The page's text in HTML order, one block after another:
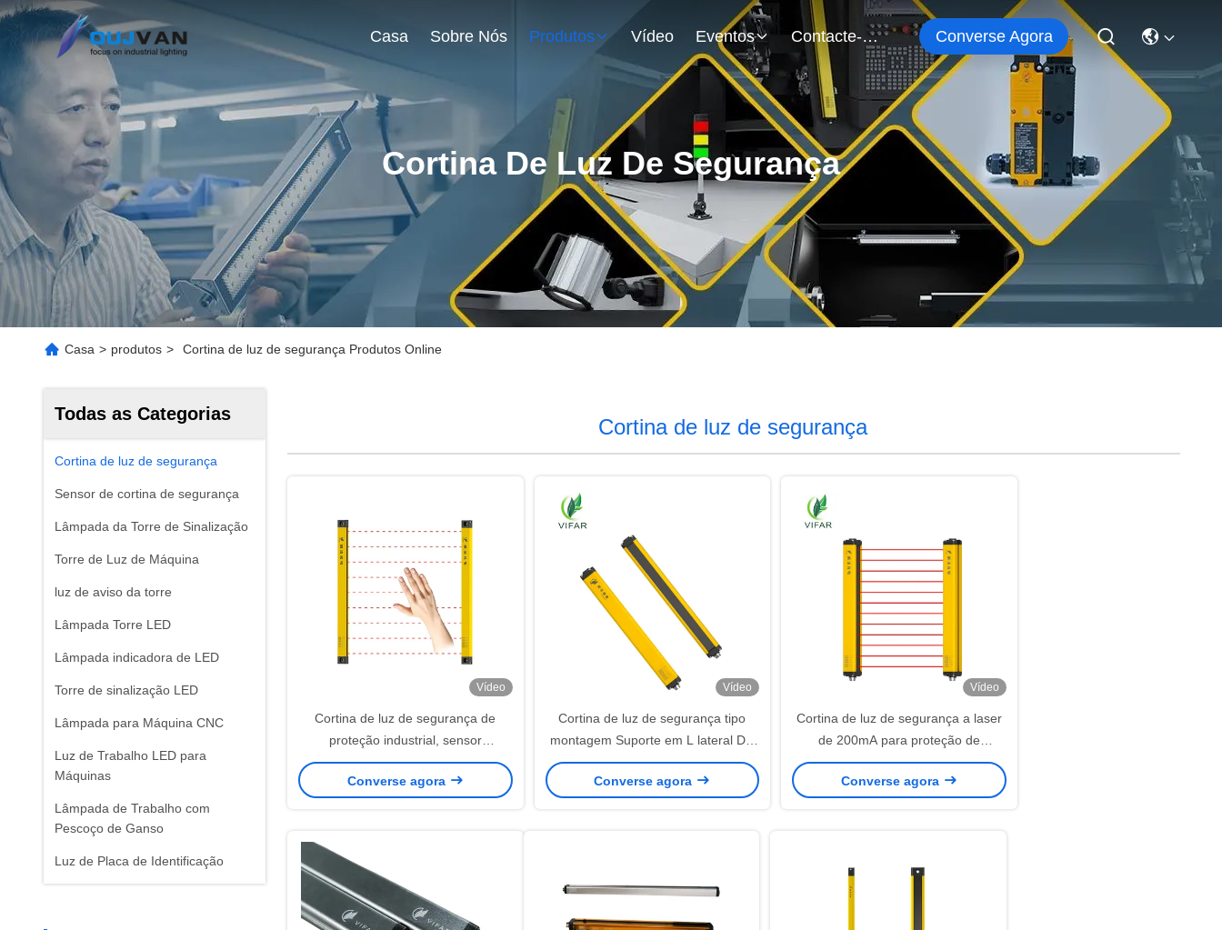
Casa Sobre Nós Produtos Vídeo Eventos Contacte-Nos Converse Agora
Cortina De Luz De Segurança
Casa > produtos > Cortina de luz de segurança Produtos Online
Todas as Categorias
Cortina de luz de segurança
Sensor de cortina de segurança
Lâmpada da Torre de Sinalização
Torre de Luz de Máquina
luz de aviso da torre
Lâmpada Torre LED
Lâmpada indicadora de LED
Torre de sinalização LED
Lâmpada para Máquina CNC
Luz de Trabalho LED para
Máquinas
Lâmpada de Trabalho com
Pescoço de Ganso
Luz de Placa de Identificação
Cortina de luz de segurança
Vídeo
Cortina de luz de segurança de
proteção industrial, sensor
infravermelho de passo de 40MM,
cortina de segurança a laser
Converse agora
Vídeo
Cortina de luz de segurança tipo
montagem Suporte em L lateral DC
24V Cortina de luz laser Resolução
de 35mm
Converse agora
Vídeo
Cortina de luz de segurança a laser
de 200mA para proteção de
máquinas-ferramenta
Converse agora